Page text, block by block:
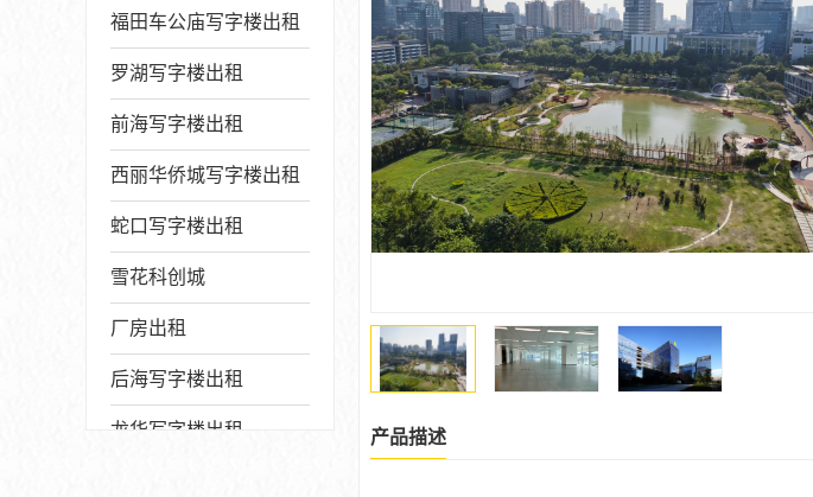
福田车公庙写字楼出租
罗湖写字楼出租
前海写字楼出租
西丽华侨城写字楼出租
蛇口写字楼出租
雪花科创城
厂房出租
后海写字楼出租
龙华写字楼出租 产品描述